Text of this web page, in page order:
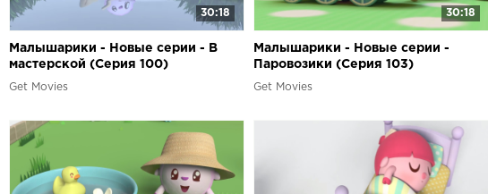
30:18
Малышарики - Новые серии - В
мастерской (Серия 100)
Развивающие мультики для самых
Get Movies
30:18
Малышарики - Новые серии -
Паровозики (Серия 103)
Развивающие мультики для самых
Get Movies